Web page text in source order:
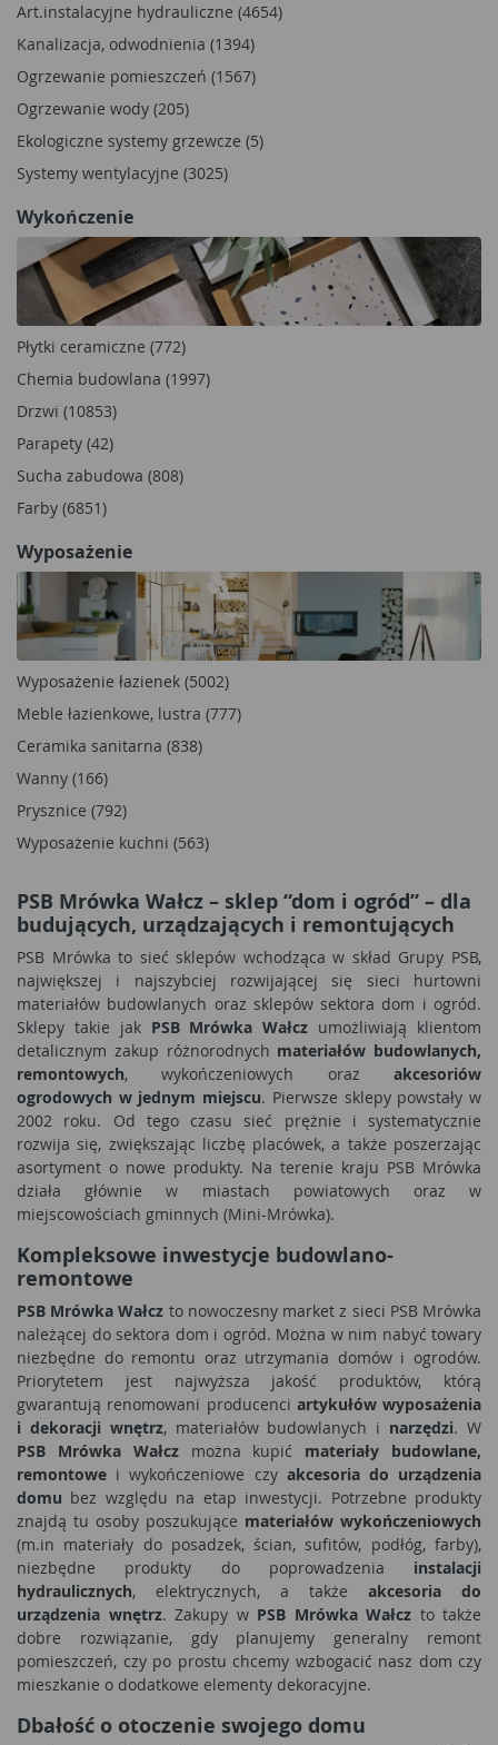
Art.instalacyjne hydrauliczne (4654)
Kanalizacja, odwodnienia (1394)
Ogrzewanie pomieszczeń (1567)
Ogrzewanie wody (205)
Ekologiczne systemy grzewcze (5)
Systemy wentylacyjne (3025)
Wykończenie
Płytki ceramiczne (772)
Chemia budowlana (1997)
Drzwi (10853)
Parapety (42)
Sucha zabudowa (808)
Farby (6851)
Wyposażenie
Wyposażenie łazienek (5002)
Meble łazienkowe, lustra (777)
Ceramika sanitarna (838)
Wanny (166)
Prysznice (792)
Wyposażenie kuchni (563)
PSB Mrówka Wałcz – sklep “dom i ogród” – dla
budujących, urządzających i remontujących
PSB Mrówka to sieć sklepów wchodząca w skład Grupy PSB,
największej i najszybciej rozwijającej się sieci hurtowni
materiałów budowlanych oraz sklepów sektora dom i ogród.
Sklepy takie jak PSB Mrówka Wałcz umożliwiają klientom
detalicznym zakup różnorodnych materiałów budowlanych,
remontowych, wykończeniowych oraz akcesoriów
ogrodowych w jednym miejscu. Pierwsze sklepy powstały w
2002 roku. Od tego czasu sieć prężnie i systematycznie
rozwija się, zwiększając liczbę placówek, a także poszerzając
asortyment o nowe produkty. Na terenie kraju PSB Mrówka
działa głównie w miastach powiatowych oraz w
miejscowościach gminnych (Mini-Mrówka).
Kompleksowe inwestycje budowlano-
remontowe
PSB Mrówka Wałcz to nowoczesny market z sieci PSB Mrówka
należącej do sektora dom i ogród. Można w nim nabyć towary
niezbędne do remontu oraz utrzymania domów i ogrodów.
Priorytetem jest najwyższa jakość produktów, którą
gwarantują renomowani producenci artykułów wyposażenia
i dekoracji wnętrz, materiałów budowlanych i narzędzi. W
PSB Mrówka Wałczmożna kupić materiały budowlane,
remontowe i wykończeniowe czy akcesoria do urządzenia
domu bez względu na etap inwestycji. Potrzebne produkty
znajdą tu osoby poszukujące materiałów wykończeniowych
(m.in materiały do posadzek, ścian, sufitów, podłóg, farby),
niezbędne produkty do poprowadzenia instalacji
hydraulicznych, elektrycznych, a także akcesoria do
urządzenia wnętrz. Zakupy w PSB Mrówka Wałcz to także
dobre rozwiązanie, gdy planujemy generalny remont
pomieszczeń, czy po prostu chcemy wzbogacić nasz dom czy
mieszkanie o dodatkowe elementy dekoracyjne.
Dbałość o otoczenie swojego domu